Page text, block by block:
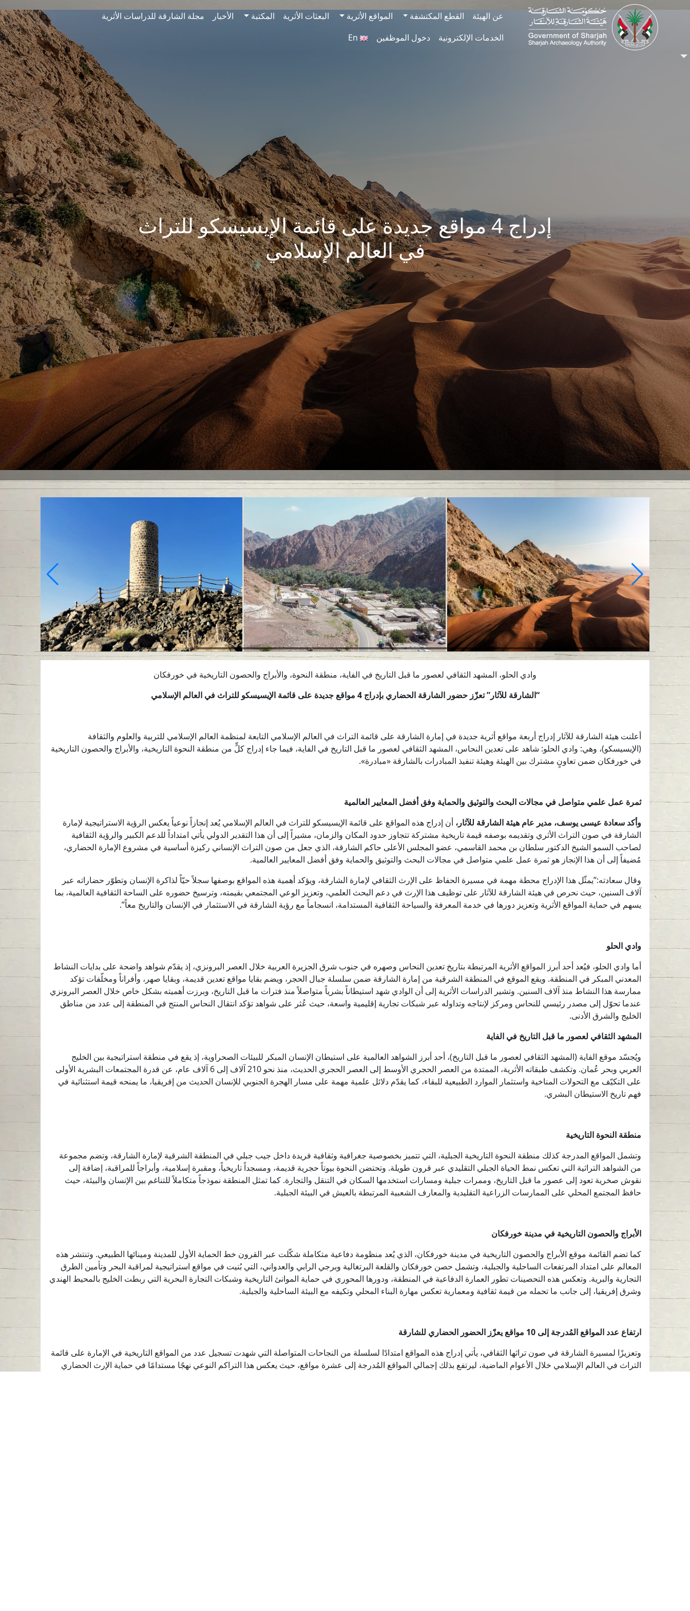
Skip to main content
عن الهيئة
القطع المكتشفة المواقع الأثرية البعثات الأثرية المكتبة الأخبار
مجلة الشارقة للدراسات الأثرية
الخدمات الإلكترونية
دخول الموظفين En
إدراج 4 مواقع جديدة على قائمة الإيسيسكو للتراث
في العالم الإسلامي
وادي الحلو، المشهد الثقافي لعصور ما قبل التاريخ في الفاية، منطقة النحوة، والأبراج والحصون التاريخية في خورفكان
“الشارقة للآثار” تعزّز حضور الشارقة الحضاري بإدراج 4 مواقع جديدة على قائمة الإيسيسكو للتراث في العالم الإسلامي
أعلنت هيئة الشارقة للآثار إدراج أربعة مواقع أثرية جديدة في إمارة الشارقة على قائمة التراث في العالم الإسلامي التابعة لمنظمة العالم الإسلامي للتربية والعلوم والثقافة
(الإيسيسكو)، وهي: وادي الحلو: شاهد على تعدين النحاس، المشهد الثقافي لعصور ما قبل التاريخ في الفاية، فيما جاء إدراج كلٍّ من منطقة النحوة التاريخية، والأبراج والحصون التاريخية
في خورفكان ضمن تعاونٍ مشترك بين الهيئة وهيئة تنفيذ المبادرات بالشارقة «مبادرة».
ثمرة عمل علمي متواصل في مجالات البحث والتوثيق والحماية وفق أفضل المعايير العالمية
وأكد سعادة عيسى يوسف، مدير عام هيئة الشارقة للآثار، أن إدراج هذه المواقع على قائمة الإيسيسكو للتراث في العالم الإسلامي يُعد إنجازاً نوعياً يعكس الرؤية الاستراتيجية لإمارة
الشارقة في صون التراث الأثري وتقديمه بوصفه قيمة تاريخية مشتركة تتجاوز حدود المكان والزمان، مشيراً إلى أن هذا التقدير الدولي يأتي امتداداً للدعم الكبير والرؤية الثقافية
لصاحب السمو الشيخ الدكتور سلطان بن محمد القاسمي، عضو المجلس الأعلى حاكم الشارقة، الذي جعل من صون التراث الإنساني ركيزة أساسية في مشروع الإمارة الحضاري،
مُضيفاً إلى أن هذا الإنجاز هو ثمرة عمل علمي متواصل في مجالات البحث والتوثيق والحماية وفق أفضل المعايير العالمية.
وقال سعادته:”يمثّل هذا الإدراج محطة مهمة في مسيرة الحفاظ على الإرث الثقافي لإمارة الشارقة، ويؤكد أهمية هذه المواقع بوصفها سجلاً حيّاً لذاكرة الإنسان وتطوّر حضاراته عبر
آلاف السنين، حيث نحرص في هيئة الشارقة للآثار على توظيف هذا الإرث في دعم البحث العلمي، وتعزيز الوعي المجتمعي بقيمته، وترسيخ حضوره على الساحة الثقافية العالمية، بما
يسهم في حماية المواقع الأثرية وتعزيز دورها في خدمة المعرفة والسياحة الثقافية المستدامة، انسجاماً مع رؤية الشارقة في الاستثمار في الإنسان والتاريخ معاً”.
وادي الحلو
أما وادي الحلو، فيُعد أحد أبرز المواقع الأثرية المرتبطة بتاريخ تعدين النحاس وصهره في جنوب شرق الجزيرة العربية خلال العصر البرونزي، إذ يقدّم شواهد واضحة على بدايات النشاط
المعدني المبكر في المنطقة. ويقع الموقع في المنطقة الشرقية من إمارة الشارقة ضمن سلسلة جبال الحجر، ويضم بقايا مواقع تعدين قديمة، وبقايا صهر، وأفراناً ومخلّفات تؤكد
ممارسة هذا النشاط منذ آلاف السنين. وتشير الدراسات الأثرية إلى أن الوادي شهد استيطاناً بشرياً متواصلاً منذ فترات ما قبل التاريخ، وبرزت أهميته بشكل خاص خلال العصر البرونزي
عندما تحوّل إلى مصدر رئيسي للنحاس ومركز لإنتاجه وتداوله عبر شبكات تجارية إقليمية واسعة، حيث عُثر على شواهد تؤكد انتقال النحاس المنتج في المنطقة إلى عدد من مناطق
الخليج والشرق الأدنى.
المشهد الثقافي لعصور ما قبل التاريخ في الفاية
ويُجسّد موقع الفاية (المشهد الثقافي لعصور ما قبل التاريخ)، أحد أبرز الشواهد العالمية على استيطان الإنسان المبكر للبيئات الصحراوية، إذ يقع في منطقة استراتيجية بين الخليج
العربي وبحر عُمان. وتكشف طبقاته الأثرية، الممتدة من العصر الحجري الأوسط إلى العصر الحجري الحديث، منذ نحو 210 آلاف إلى 6 آلاف عام، عن قدرة المجتمعات البشرية الأولى
على التكيّف مع التحولات المناخية واستثمار الموارد الطبيعية للبقاء، كما يقدّم دلائل علمية مهمة على مسار الهجرة الجنوبي للإنسان الحديث من إفريقيا، ما يمنحه قيمة استثنائية في
فهم تاريخ الاستيطان البشري.
منطقة النحوة التاريخية
وتشمل المواقع المدرجة كذلك منطقة النحوة التاريخية الجبلية، التي تتميز بخصوصية جغرافية وثقافية فريدة داخل جيب جبلي في المنطقة الشرقية لإمارة الشارقة، وتضم مجموعة
من الشواهد التراثية التي تعكس نمط الحياة الجبلي التقليدي عبر قرون طويلة. وتحتضن النحوة بيوتاً حجرية قديمة، ومسجداً تاريخياً، ومقبرة إسلامية، وأبراجاً للمراقبة، إضافة إلى
نقوش صخرية تعود إلى عصور ما قبل التاريخ، وممرات جبلية ومسارات استخدمها السكان في التنقل والتجارة. كما تمثل المنطقة نموذجاً متكاملاً للتناغم بين الإنسان والبيئة، حيث
حافظ المجتمع المحلي على الممارسات الزراعية التقليدية والمعارف الشعبية المرتبطة بالعيش في البيئة الجبلية.
الأبراج والحصون التاريخية في مدينة خورفكان
كما تضم القائمة موقع الأبراج والحصون التاريخية في مدينة خورفكان، الذي يُعد منظومة دفاعية متكاملة شكّلت عبر القرون خط الحماية الأول للمدينة ومينائها الطبيعي. وتنتشر هذه
المعالم على امتداد المرتفعات الساحلية والجبلية، وتشمل حصن خورفكان والقلعة البرتغالية وبرجي الرابي والعدواني، التي بُنيت في مواقع استراتيجية لمراقبة البحر وتأمين الطرق
التجارية والبرية. وتعكس هذه التحصينات تطور العمارة الدفاعية في المنطقة، ودورها المحوري في حماية الموانئ التاريخية وشبكات التجارة البحرية التي ربطت الخليج بالمحيط الهندي
وشرق إفريقيا، إلى جانب ما تحمله من قيمة ثقافية ومعمارية تعكس مهارة البناء المحلي وتكيفه مع البيئة الساحلية والجبلية.
ارتفاع عدد المواقع المُدرجة إلى 10 مواقع يعزّز الحضور الحضاري للشارقة
وتعزيزًا لمسيرة الشارقة في صون تراثها الثقافي، يأتي إدراج هذه المواقع امتدادًا لسلسلة من النجاحات المتواصلة التي شهدت تسجيل عدد من المواقع التاريخية في الإمارة على قائمة
التراث في العالم الإسلامي خلال الأعوام الماضية، ليرتفع بذلك إجمالي المواقع المُدرجة إلى عشرة مواقع، حيث يعكس هذا التراكم النوعي نهجًا مستدامًا في حماية الإرث الحضاري